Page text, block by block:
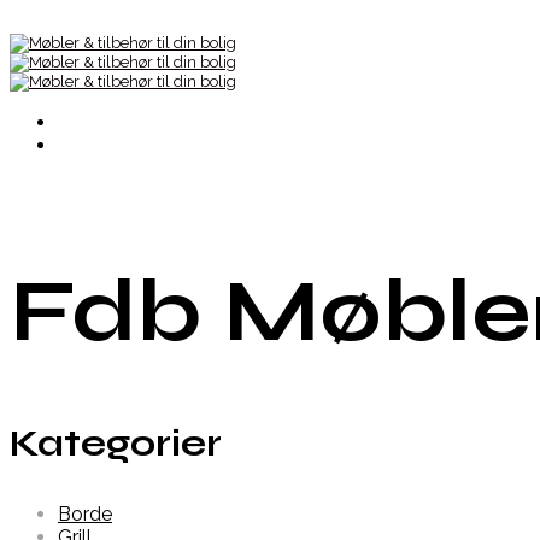
Fdb
Kategorier
Borde